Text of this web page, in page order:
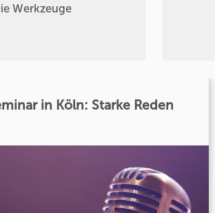
Werkzeuge
in Köln: Starke Reden